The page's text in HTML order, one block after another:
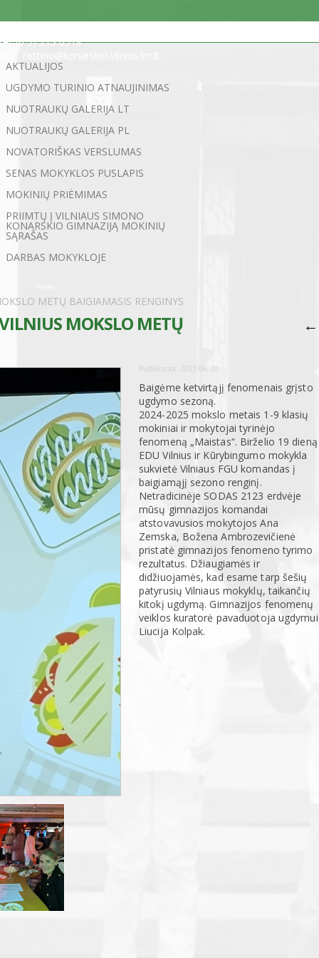
tel. (0 5) 213 0518
AKTUALIJOS
UGDYMO TURINIO ATNAUJINIMAS
NUOTRAUKŲ GALERIJA LT
NUOTRAUKŲ GALERIJA PL
NOVATORIŠKAS VERSLUMAS
SENAS MOKYKLOS PUSLAPIS
MOKINIŲ PRIĖMIMAS
PRIIMTŲ Į VILNIAUS SIMONO
KONARSKIO GIMNAZIJĄ MOKINIŲ
SĄRAŠAS
DARBAS MOKYKLOJE
METŲ BAIGIAMASIS RENGINYS
MOKSLO METŲ ←
Publikuota: 2025-06-20
Baigėme ketvirtąjį fenomenais grįsto
ugdymo sezoną.
2024-2025 mokslo metais 1-9 klasių
mokiniai ir mokytojai tyrinėjo
fenomeną „Maistas“. Birželio 19 dieną
EDU Vilnius ir Kūrybingumo mokykla
sukvietė Vilniaus FGU komandas į
baigiamąjį sezono renginį.
Netradicinėje SODAS 2123 erdvėje
mūsų gimnazijos komandai
atstovavusios mokytojos Ana
Zemska, Božena Ambrozevičienė
pristatė gimnazijos fenomeno tyrimo
rezultatus. Džiaugiamės ir
didžiuojamės, kad esame tarp šešių
patyrusių Vilniaus mokyklų, taikančių
kitokį ugdymą. Gimnazijos fenomenų
veiklos kuratorė pavaduotoja ugdymui
Liucija Kolpak.